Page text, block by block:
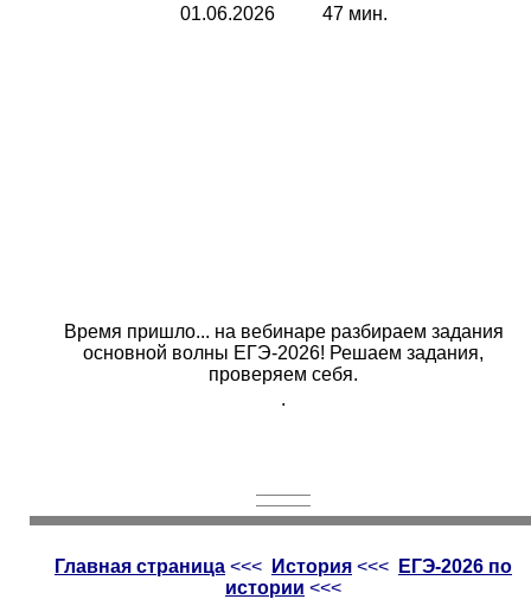
01.06.2026 47 мин.
Время пришло... на вебинаре разбираем задания
основной волны ЕГЭ-2026! Решаем задания,
проверяем себя.
.
Главная страница <<< История <<<
ЕГЭ-2026 по
истории <<<